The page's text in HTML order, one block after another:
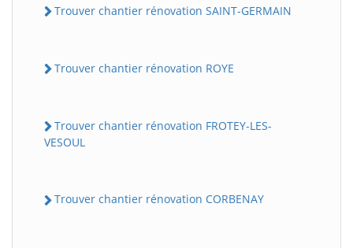
Trouver chantier rénovation SAINT-GERMAIN
Trouver chantier rénovation ROYE
Trouver chantier rénovation FROTEY-LES-
VESOUL
Trouver chantier rénovation CORBENAY